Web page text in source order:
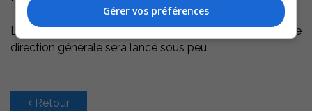
Le processus de recrutement pour pourvoir le poste de
direction générale sera lancé sous peu.
Retour
Gérer vos préférences